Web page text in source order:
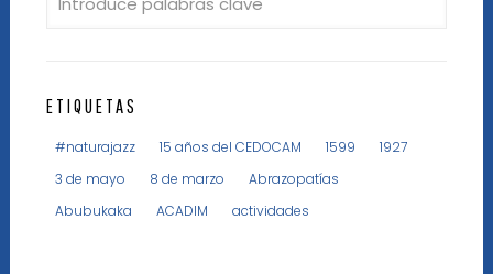
ETIQUETAS
#naturajazz 15 años del CEDOCAM 1599
1927
3 de mayo
8 de marzo
Abrazopatías
Abubukaka
ACADIM actividades